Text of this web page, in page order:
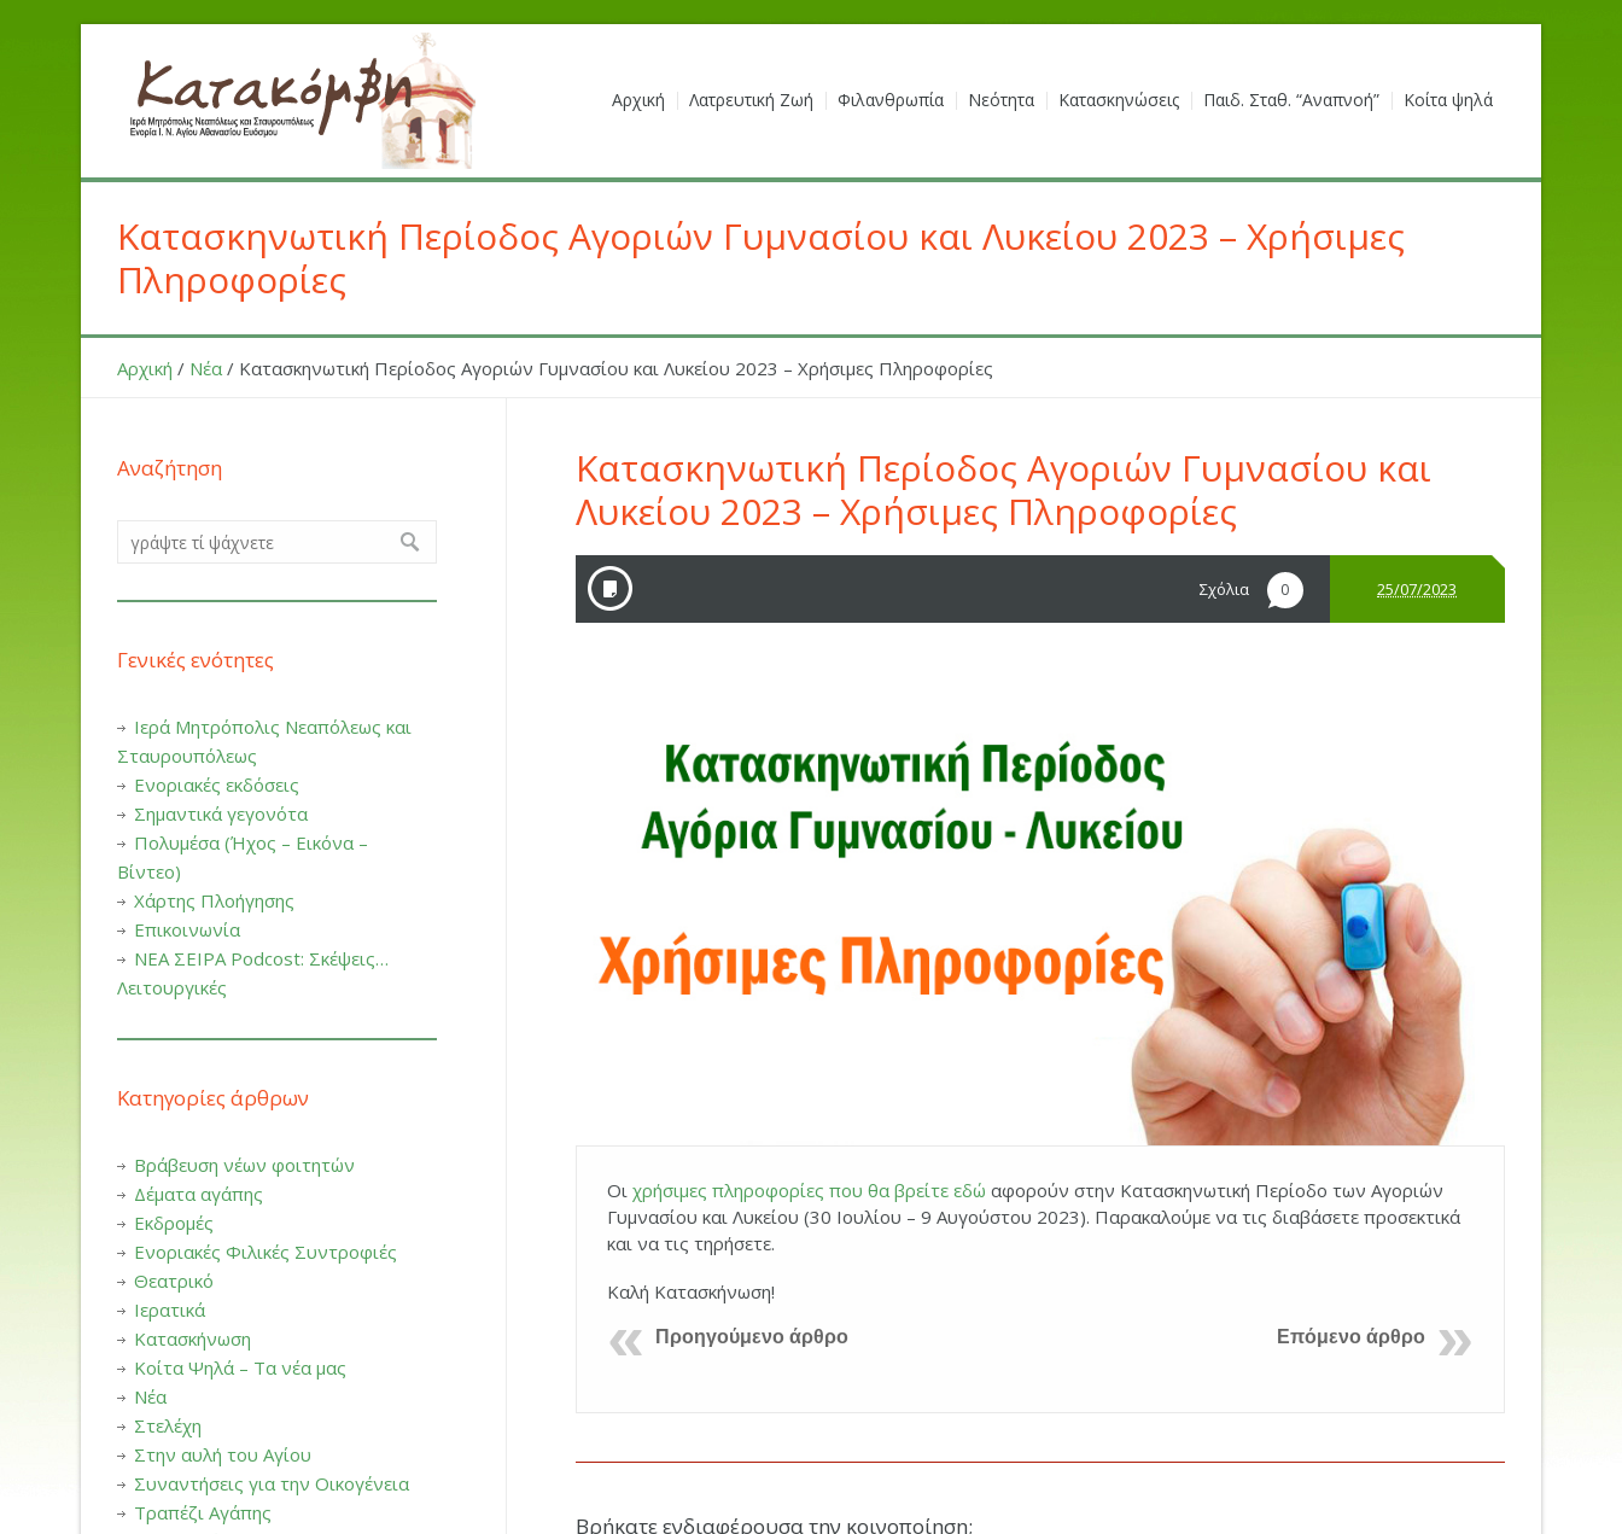
Αρχική Λατρευτική Ζωή Φιλανθρωπία Νεότητα Κατασκηνώσεις Παιδ. Σταθ. “Αναπνοή” Κοίτα ψηλά
Κατασκηνωτική Περίοδος Αγοριών Γυμνασίου και Λυκείου 2023 – Χρήσιμες
Πληροφορίες
Αρχική / Νέα / Κατασκηνωτική Περίοδος Αγοριών Γυμνασίου και Λυκείου 2023 – Χρήσιμες Πληροφορίες
Κατασκηνωτική Περίοδος Αγοριών Γυμνασίου και
Λυκείου 2023 – Χρήσιμες Πληροφορίες
Σχόλια 0 25/07/2023
Οι χρήσιμες πληροφορίες που θα βρείτε εδώ αφορούν στην Κατασκηνωτική Περίοδο των Αγοριών
Γυμνασίου και Λυκείου (30 Ιουλίου – 9 Αυγούστου 2023). Παρακαλούμε να τις διαβάσετε προσεκτικά
και να τις τηρήσετε.
Καλή Κατασκήνωση!
Προηγούμενο άρθρο Επόμενο άρθρο
Βρήκατε ενδιαφέρουσα την κοινοποίηση;
Αναζήτηση
Γενικές ενότητες
Ιερά Μητρόπολις Νεαπόλεως και
Σταυρουπόλεως
Ενοριακές εκδόσεις
Σημαντικά γεγονότα
Πολυμέσα (Ήχος – Εικόνα –
Βίντεο)
Χάρτης Πλοήγησης
Επικοινωνία
ΝΕΑ ΣΕΙΡΑ Podcost: Σκέψεις…
Λειτουργικές
Κατηγορίες άρθρων
Βράβευση νέων φοιτητών
Δέματα αγάπης
Εκδρομές
Ενοριακές Φιλικές Συντροφιές
Θεατρικό
Ιερατικά
Κατασκήνωση
Κοίτα Ψηλά – Τα νέα μας
Νέα
Στελέχη
Στην αυλή του Αγίου
Συναντήσεις για την Οικογένεια
Τραπέζι Αγάπης